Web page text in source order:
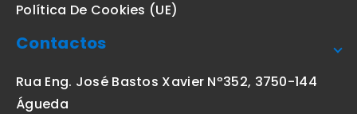
Política De Cookies (UE)
Contactos
Rua Eng. José Bastos Xavier Nº352, 3750-144
Águeda